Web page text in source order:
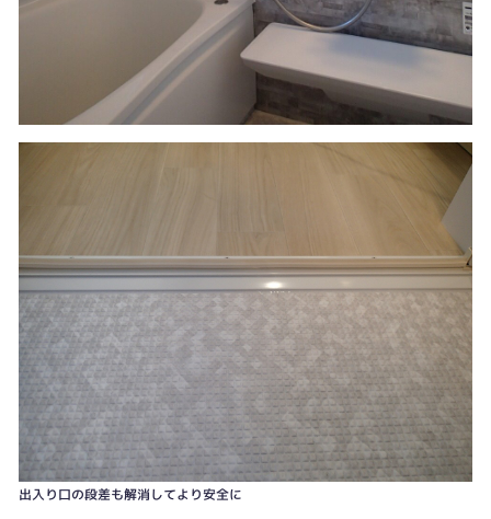
出入り口の段差も解消してより安全に